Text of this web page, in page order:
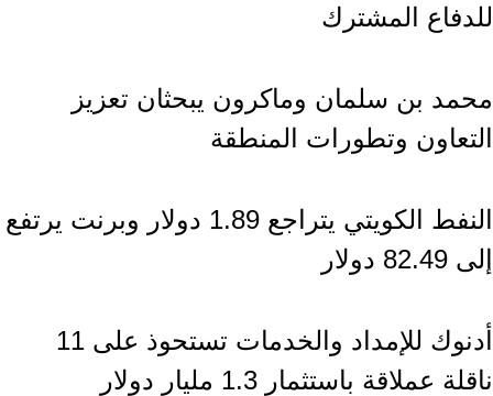
للدفاع المشترك
محمد بن سلمان وماكرون يبحثان تعزيز
التعاون وتطورات المنطقة
النفط الكويتي يتراجع 1.89 دولار وبرنت يرتفع
إلى 82.49 دولار
أدنوك للإمداد والخدمات تستحوذ على 11
ناقلة عملاقة باستثمار 1.3 مليار دولار